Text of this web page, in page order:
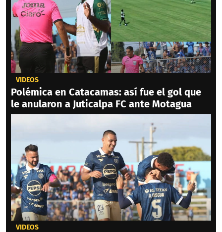
VIDEOS
Polémica en Catacamas: así fue el gol que
le anularon a Juticalpa FC ante Motagua
VIDEOS